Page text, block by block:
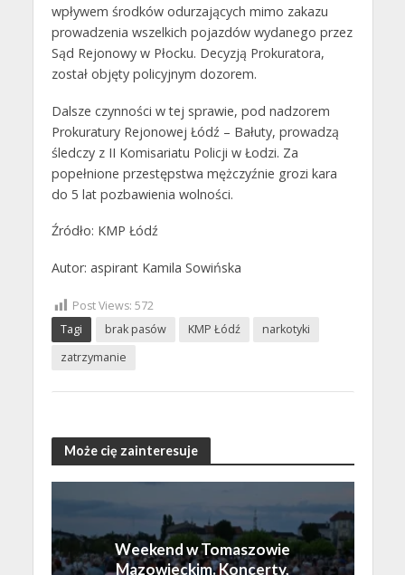
wpływem środków odurzających mimo zakazu
prowadzenia wszelkich pojazdów wydanego przez
Sąd Rejonowy w Płocku. Decyzją Prokuratora,
został objęty policyjnym dozorem.
Dalsze czynności w tej sprawie, pod nadzorem
Prokuratury Rejonowej Łódź – Bałuty, prowadzą
śledczy z II Komisariatu Policji w Łodzi. Za
popełnione przestępstwa mężczyźnie grozi kara
do 5 lat pozbawienia wolności.
Źródło: KMP Łódź
Autor: aspirant Kamila Sowińska
Post Views: 572
Tagi
brak pasów KMP Łódź
narkotyki
zatrzymanie
Może cię zainteresuje
Weekend w Tomaszowie
Mazowieckim. Koncerty,